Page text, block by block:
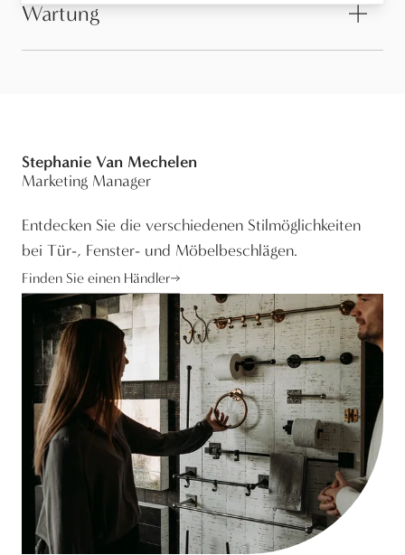
Wartung
Stephanie Van Mechelen
Marketing Manager
Entdecken Sie die verschiedenen Stilmöglichkeiten
bei Tür-, Fenster- und Möbelbeschlägen.
Finden Sie einen Händler